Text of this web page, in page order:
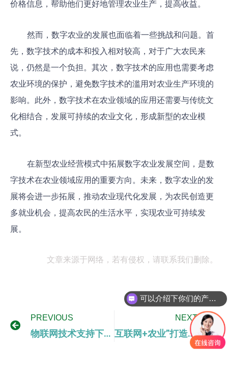
价格信息，帮助他们更好地管理农业生产，提高收益。
然而，数字农业的发展也面临着一些挑战和问题。首
先，数字技术的成本和投入相对较高，对于广大农民来
说，仍然是一个负担。其次，数字技术的应用也需要考虑
农业环境的保护，避免数字技术的滥用对农业生产环境的
影响。此外，数字技术在农业领域的应用还需要与传统文
化相结合，发展可持续的农业文化，形成新型的农业模
式。
在新型农业经营模式中拓展数字农业发展空间，是数
字技术在农业领域应用的重要方向。未来，数字农业的发
展将会进一步拓展，推动农业现代化发展，为农民创造更
多就业机会，提高农民的生活水平，实现农业可持续发
展。
文章来源于网络，若有侵权，请联系我们删除。
PREVIOUS
物联网技术支持下的智慧农业数字化建设
NEXT
互联网+农业”打造数字农业生态系统
可以介绍下你们的产品么